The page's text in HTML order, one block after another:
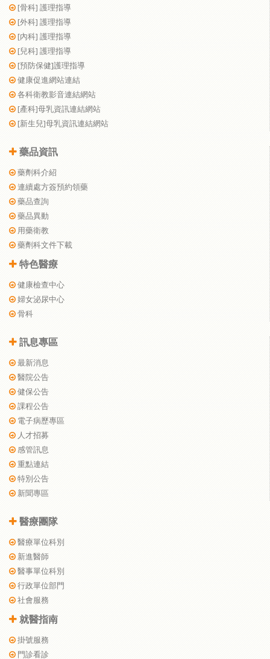
[骨科] 護理指導
[外科] 護理指導
[內科] 護理指導
[兒科] 護理指導
[預防保健]護理指導
健康促進網站連結
各科衛教影音連結網站
[產科]母乳資訊連結網站
[新生兒]母乳資訊連結網站
藥品資訊
藥劑科介紹
連續處方簽預約領藥
藥品查詢
藥品異動
用藥衛教
藥劑科文件下載
特色醫療
健康檢查中心
婦女泌尿中心
骨科
訊息專區
最新消息
醫院公告
健保公告
課程公告
電子病歷專區
人才招募
感管訊息
重點連結
特別公告
新聞專區
醫療團隊
醫療單位科別
新進醫師
醫事單位科別
行政單位部門
社會服務
就醫指南
掛號服務
門診看診